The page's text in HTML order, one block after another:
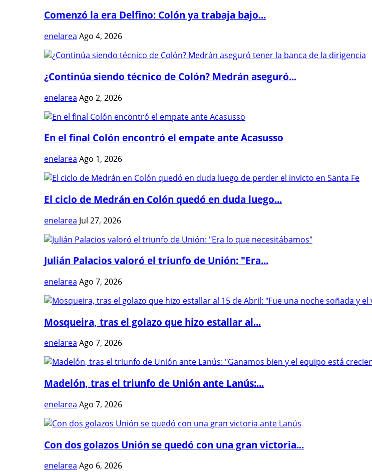
Comenzó la era Delfino: Colón ya trabaja bajo...
enelarea Ago 4, 2026
¿Continúa siendo técnico de Colón? Medrán aseguró...
enelarea Ago 2, 2026
En el final Colón encontró el empate ante Acasusso
enelarea Ago 1, 2026
El ciclo de Medrán en Colón quedó en duda luego...
enelarea Jul 27, 2026
Julián Palacios valoró el triunfo de Unión: "Era...
enelarea Ago 7, 2026
Mosqueira, tras el golazo que hizo estallar al...
enelarea Ago 7, 2026
Madelón, tras el triunfo de Unión ante Lanús:...
enelarea Ago 7, 2026
Con dos golazos Unión se quedó con una gran victoria...
enelarea Ago 6, 2026